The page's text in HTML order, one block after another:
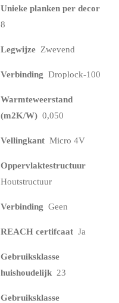
Unieke planken per decor
8
Legwijze Zwevend
Verbinding Droplock-100
Warmteweerstand
(m2K/W) 0,050
Vellingkant Micro 4V
Oppervlaktestructuur
Houtstructuur
Verbinding Geen
REACH certifcaat Ja
Gebruiksklasse
huishoudelijk 23
Gebruiksklasse